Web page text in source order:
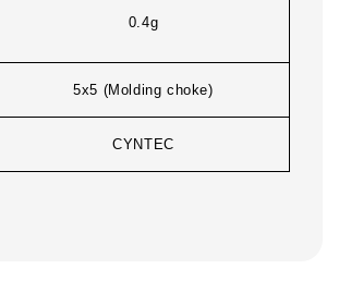
0.4g
5x5 (Molding choke)
CYNTEC